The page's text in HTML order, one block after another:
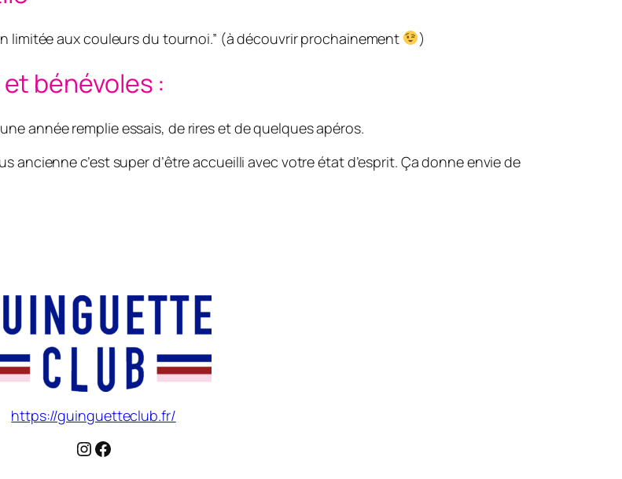
limitée aux couleurs du tournoi.” (à découvrir prochainement )
bénévoles :
année remplie essais, de rires et de quelques apéros.
ancienne c’est super d’être accueilli avec votre état d’esprit. Ça donne envie de
https://guinguetteclub.fr/